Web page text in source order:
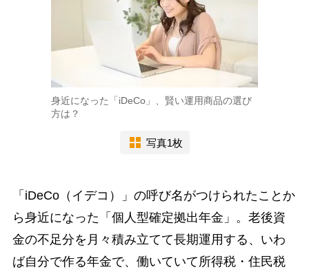
身近になった「iDeCo」、賢い運用商品の選び
方は？
写真1枚
「iDeCo（イデコ）」の呼び名がつけられたことか
ら身近になった「個人型確定拠出年金」。老後資
金の不足分を月々積み立てて長期運用する、いわ
ば自分で作る年金で、働いていて所得税・住民税